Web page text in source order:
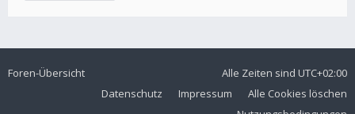
Foren-Übersicht Alle Zeiten sind UTC+02:00
Alle Cookies löschen
Impressum
Datenschutz